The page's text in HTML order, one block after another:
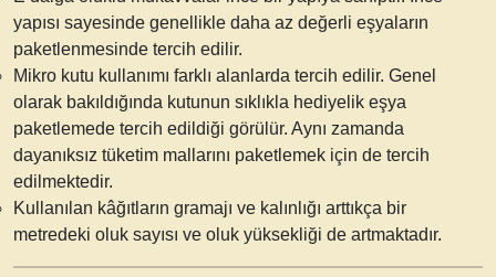
yapısı sayesinde genellikle daha az değerli eşyaların
paketlenmesinde tercih edilir.
Mikro kutu kullanımı farklı alanlarda tercih edilir. Genel
olarak bakıldığında kutunun sıklıkla hediyelik eşya
paketlemede tercih edildiği görülür. Aynı zamanda
dayanıksız tüketim mallarını paketlemek için de tercih
edilmektedir.
Kullanılan kâğıtların gramajı ve kalınlığı arttıkça bir
metredeki oluk sayısı ve oluk yüksekliği de artmaktadır.